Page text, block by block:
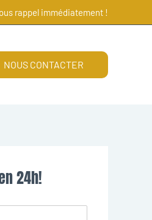
rappel immédiatement !
NOUS CONTACTER
24h!